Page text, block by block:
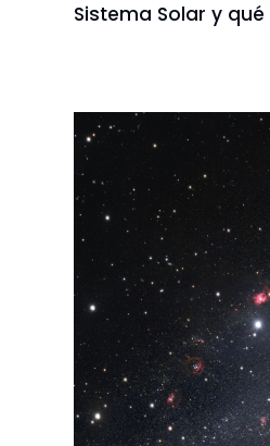
Sistema Solar y